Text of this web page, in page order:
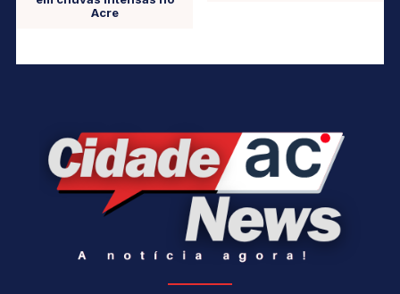
Acre